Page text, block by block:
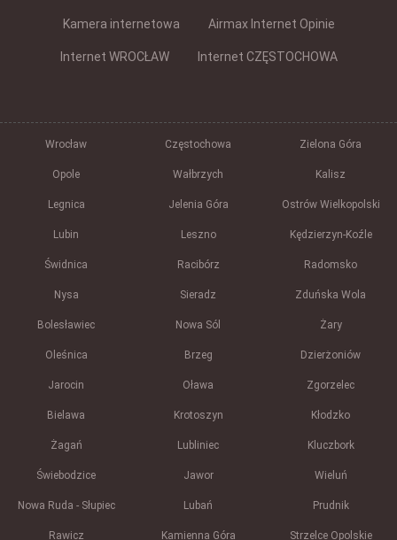
Kamera internetowa Airmax Internet Opinie
Internet WROCŁAW Internet CZĘSTOCHOWA
Wrocław Częstochowa Zielona Góra
Opole Wałbrzych Kalisz
Legnica Jelenia Góra Ostrów Wielkopolski
Lubin Leszno Kędzierzyn-Koźle
Świdnica Racibórz Radomsko
Nysa Sieradz Zduńska Wola
Bolesławiec Nowa Sól Żary
Oleśnica Brzeg Dzierżoniów
Jarocin Oława Zgorzelec
Bielawa Krotoszyn Kłodzko
Żagań Lubliniec Kluczbork
Świebodzice Jawor Wieluń
Nowa Ruda - Słupiec Lubań Prudnik
Rawicz Kamienna Góra Strzelce Opolskie